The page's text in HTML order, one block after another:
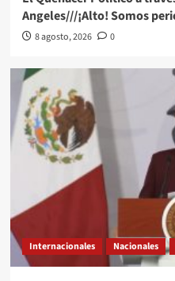
Angeles///¡Alto! Somos
8 agosto, 2026 0
Internacionales Nacionales